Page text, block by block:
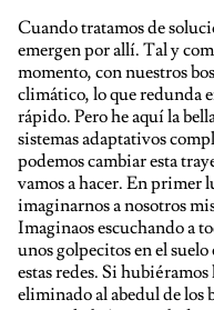
Cuando tratamos de
emergen por allí. Tal y
momento, con nuestros
climático, lo que redunda
rápido. Pero he aquí la
sistemas adaptativos
podemos cambiar esta
vamos a hacer. En primer
imaginarnos a nosotros
Imaginaos escuchando a
unos golpecitos en el
estas redes. Si
eliminado al abedul de los